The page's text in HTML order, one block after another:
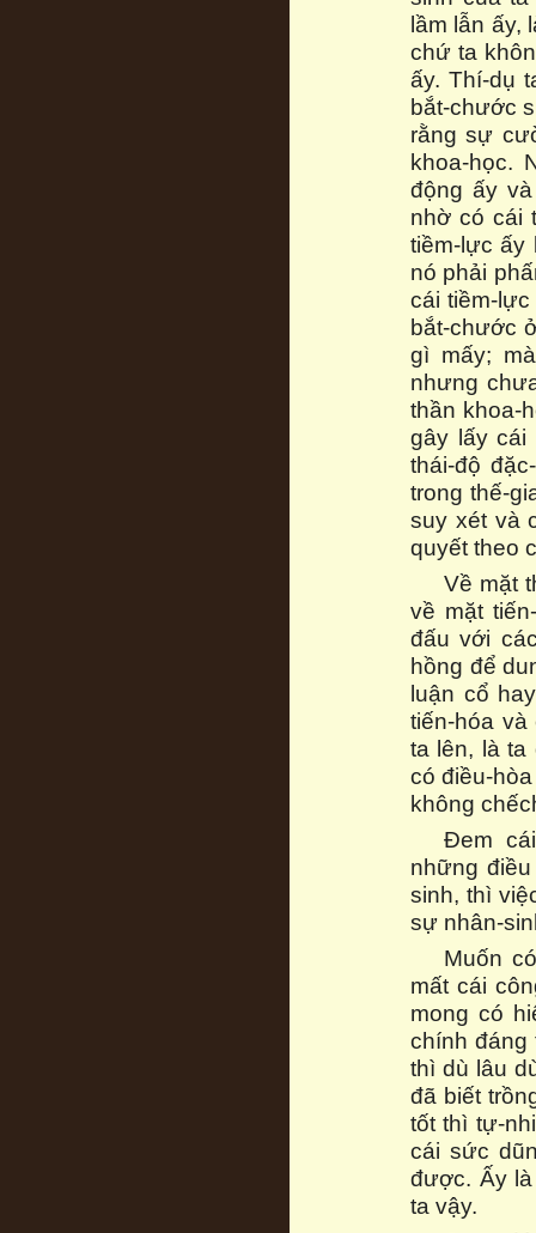
lầm lẫn ấy,
chứ ta
ấy. Thí-dụ
bắt-chước
rằng sự
khoa-học.
động ấy
nhờ có cái
tiềm-lực
nó phải
cái tiềm-
bắt-chước
gì mấy;
nhưng
thần khoa-
gây lấy cái
thái-độ
trong thế-
suy xét và
quyết theo
Về mặt
về mặt
đấu với
hồng để
luận cổ
tiến-hóa
ta lên, là ta
có điều-
không
Đem
những
sinh, thì
sự nhân-
Muốn
mất cái
mong có
chính đáng
thì dù lâu
đã biết
tốt thì tự-
cái sức
được. Ấy
ta vậy.